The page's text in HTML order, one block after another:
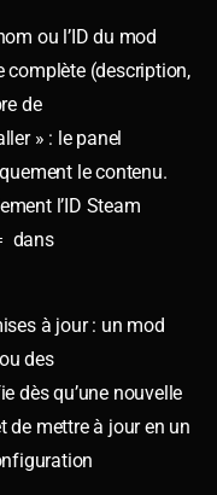
ou l’ID du mod
(description,
de
» : le panel
le contenu.
l’ID Steam
dans
à jour : un mod
des
dès qu’une nouvelle
de mettre à jour en un